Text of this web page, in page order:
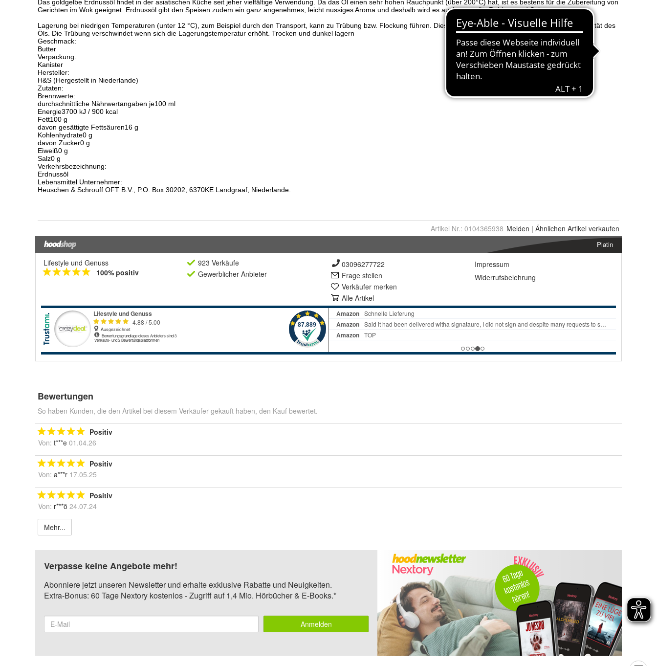
Artikel Nr.: 0104365938 Melden | Ähnlichen Artikel verkaufen
Platin
Lifestyle und Genuss
100% positiv
923 Verkäufe
Gewerblicher Anbieter
03096277722
Frage stellen
Verkäufer merken
Alle Artikel
Impressum
Widerrufsbelehrung
Bewertungen
So haben Kunden, die den Artikel bei diesem Verkäufer gekauft haben, den Kauf bewertet.
Positiv
Von: t***e 01.04.26
Positiv
Von: a***r 17.05.25
Positiv
Von: r***ö 24.07.24
Mehr...
Verpasse keine Angebote mehr!
Abonniere jetzt unseren Newsletter und erhalte exklusive Rabatte und Neuigkeiten.
Extra-Bonus: 60 Tage Nextory kostenlos - Zugriff auf 1,4 Mio. Hörbücher & E-Books.*
Anmelden